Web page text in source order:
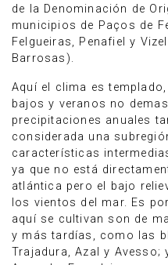
de la Denominación de
municipios de Paços de
Felgueiras, Penafiel y
Barrosas).
Aquí el clima es
bajos y veranos no
precipitaciones anuales
considerada una
características
ya que no está
atlántica pero el bajo
los vientos del mar. Es
aquí se cultivan son de
y más tardías, como las
Trajadura, Azal y